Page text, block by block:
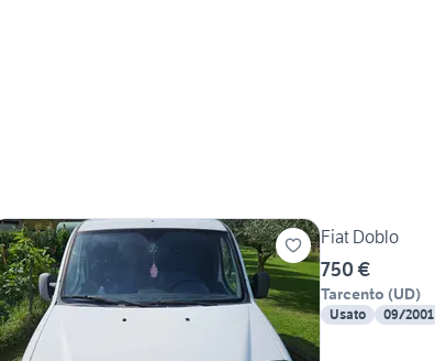
Fiat Doblo
750 €
Tarcento (UD)
Usato 09/2001